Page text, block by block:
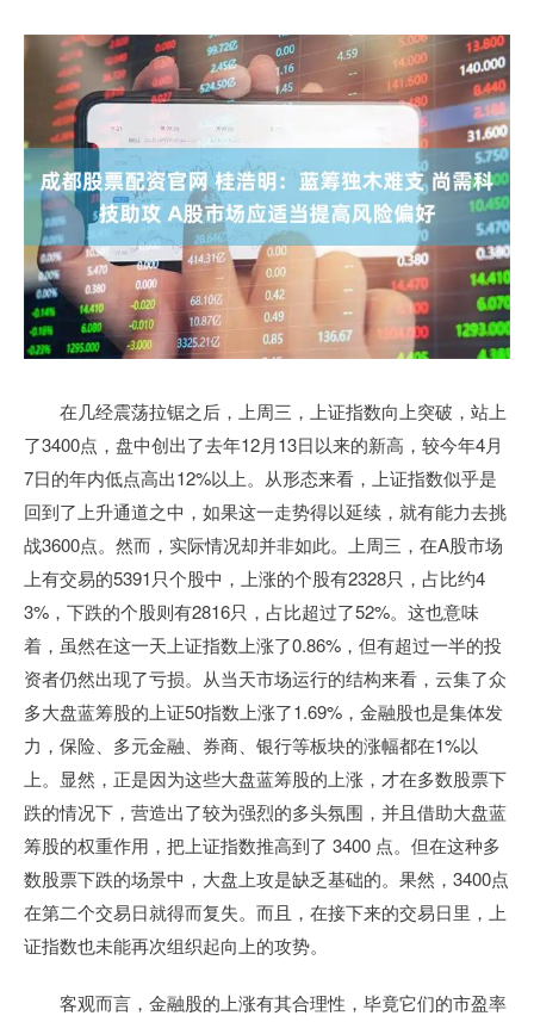
在几经震荡拉锯之后，上周三，上证指数向上突破，站上
了3400点，盘中创出了去年12月13日以来的新高，较今年4月
7日的年内低点高出12%以上。从形态来看，上证指数似乎是
回到了上升通道之中，如果这一走势得以延续，就有能力去挑
战3600点。然而，实际情况却并非如此。上周三，在A股市场
上有交易的5391只个股中，上涨的个股有2328只，占比约4
3%，下跌的个股则有2816只，占比超过了52%。这也意味
着，虽然在这一天上证指数上涨了0.86%，但有超过一半的投
资者仍然出现了亏损。从当天市场运行的结构来看，云集了众
多大盘蓝筹股的上证50指数上涨了1.69%，金融股也是集体发
力，保险、多元金融、券商、银行等板块的涨幅都在1%以
上。显然，正是因为这些大盘蓝筹股的上涨，才在多数股票下
跌的情况下，营造出了较为强烈的多头氛围，并且借助大盘蓝
筹股的权重作用，把上证指数推高到了 3400 点。但在这种多
数股票下跌的场景中，大盘上攻是缺乏基础的。果然，3400点
在第二个交易日就得而复失。而且，在接下来的交易日里，上
证指数也未能再次组织起向上的攻势。
客观而言，金融股的上涨有其合理性，毕竟它们的市盈率